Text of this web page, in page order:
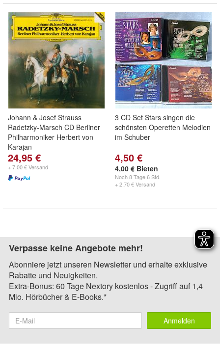
Johann & Josef Strauss
Radetzky-Marsch CD Berliner
Philharmoniker Herbert von
Karajan
24,95 €
+ 7,00 € Versand
3 CD Set Stars singen die
schönsten Operetten Melodien
im Schuber
4,50 €
4,00 € Bieten
Noch8 Tage 6 Std.
+ 2,70 € Versand
Verpasse keine Angebote mehr!
Abonniere jetzt unseren Newsletter und erhalte exklusive
Rabatte und Neuigkeiten.
Extra-Bonus: 60 Tage Nextory kostenlos - Zugriff auf 1,4
Mio. Hörbücher & E-Books.*
Anmelden